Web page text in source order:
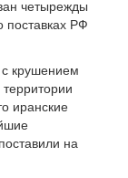
четырежды
поставках РФ
крушением
иранские
на